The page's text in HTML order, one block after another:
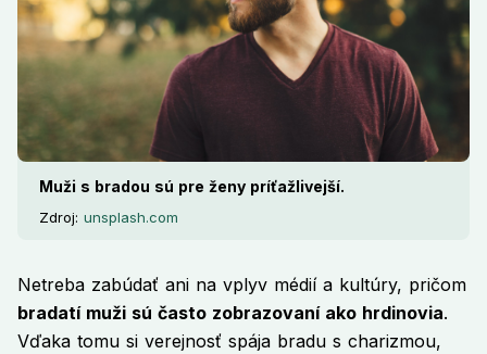
Muži s bradou sú pre ženy príťažlivejší.
Zdroj: unsplash.com
Netreba zabúdať ani na vplyv médií a kultúry, pričom
bradatí muži sú často zobrazovaní ako hrdinovia.
Vďaka tomu si verejnosť spája bradu s charizmou,